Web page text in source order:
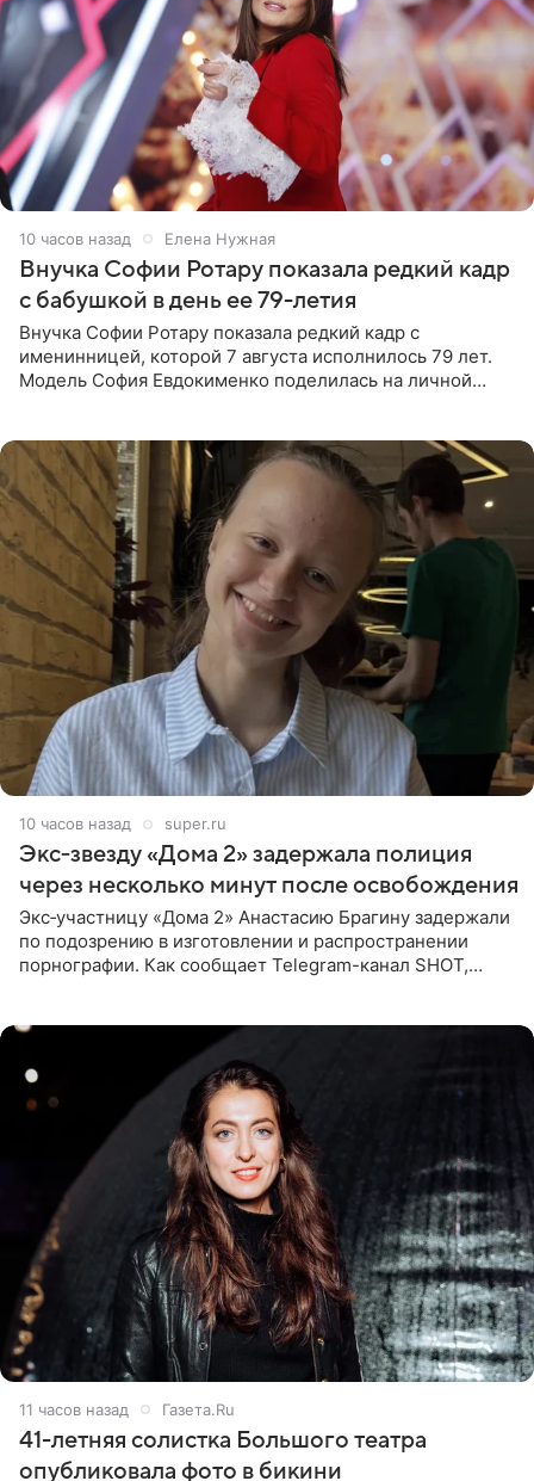
10 часов назад Елена Нужная
Внучка Софии Ротару показала редкий кадр
с бабушкой в день ее 79-летия
Внучка Софии Ротару показала редкий кадр с
именинницей, которой 7 августа исполнилось 79 лет.
Модель София Евдокименко поделилась на личной
10 часов назад super.ru
Экс‑звезду «Дома 2» задержала полиция
через несколько минут после освобождения
Экс‑участницу «Дома 2» Анастасию Брагину задержали
по подозрению в изготовлении и распространении
порнографии. Как сообщает Telegram-канал SHOT,
11 часов назад Газета.Ru
41-летняя солистка Большого театра
опубликовала фото в бикини